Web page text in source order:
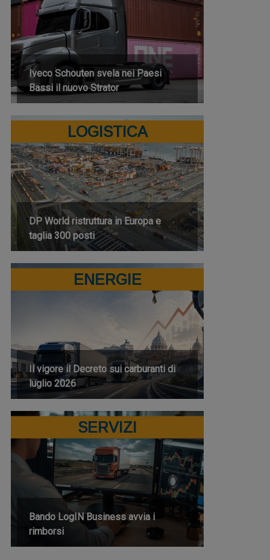
Iveco Schouten svela nei Paesi
Bassi il nuovo Strator
LOGISTICA
DP World ristruttura in Europa e
taglia 300 posti
ENERGIE
Il vigore il Decreto sui carburanti di
luglio 2026
SERVIZI
Bando LogIN Business avvia i
rimborsi